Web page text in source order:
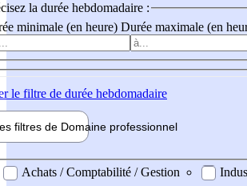
la durée hebdomadaire :
minimale (en heure) Durée maximale (en
le filtre de durée hebdomadaire
filtres de Domaine professionnel
professionel
Achats / Comptabilité / Gestion